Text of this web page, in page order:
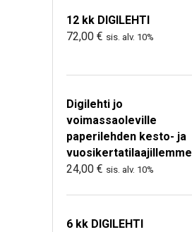
12 kk DIGILEHTI
72,00 € sis. alv. 10%
Digilehti jo
voimassaoleville
paperilehden kesto- ja
vuosikertatilaajillemme
24,00 € sis. alv. 10%
6 kk DIGILEHTI